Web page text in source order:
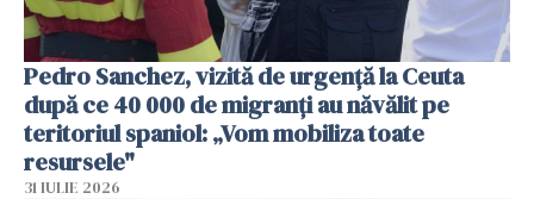
Pedro Sanchez, vizită de urgență la Ceuta
după ce 40 000 de migranți au năvălit pe
teritoriul spaniol: „Vom mobiliza toate
resursele"
31 IULIE 2026